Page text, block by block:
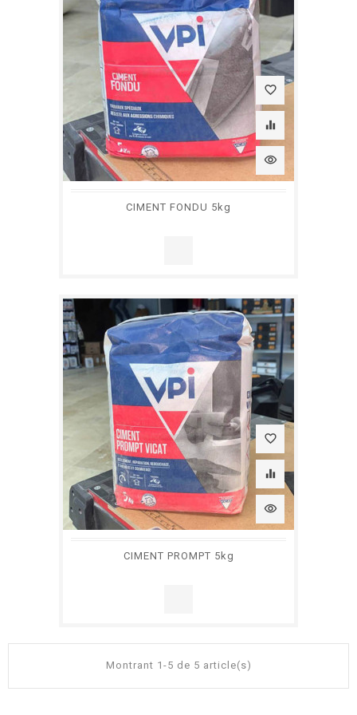
favorite_border
equalizer
visibility
CIMENT FONDU 5kg
favorite_border
equalizer
visibility
CIMENT PROMPT 5kg
Montrant 1-5 de 5 article(s)